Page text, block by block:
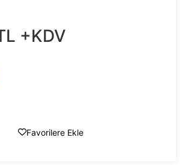
+KDV
Favorilere Ekle